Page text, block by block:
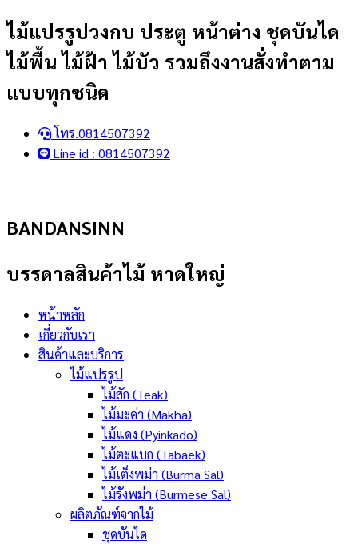
Skip
content
ไม้แปรรูปวงกบ ประตู หน้าต่าง ชุดบันได
ไม้พื้น ไม้ฝ้า ไม้บัว รวมถึงงานสั่งทำตาม
แบบทุกชนิด
โทร.0814507392
Line id : 0814507392
BANDANSINN
บรรดาลสินค้าไม้ หาดใหญ่
หน้าหลัก
เกี่ยวกับเรา
สินค้าและบริการ
ไม้แปรรูป
ไม้สัก (Teak)
ไม้มะค่า (Makha)
ไม้แดง (Pyinkado)
ไม้ตะแบก (Tabaek)
ไม้เต็งพม่า (Burma Sal)
ไม้รังพม่า (Burmese Sal)
ผลิตภัณฑ์จากไม้
ชุดบันได